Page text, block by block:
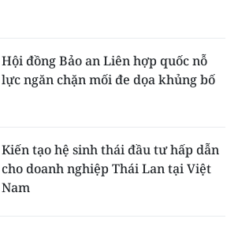
Hội đồng Bảo an Liên hợp quốc nỗ
lực ngăn chặn mối đe dọa khủng bố
Kiến tạo hệ sinh thái đầu tư hấp dẫn
cho doanh nghiệp Thái Lan tại Việt
Nam